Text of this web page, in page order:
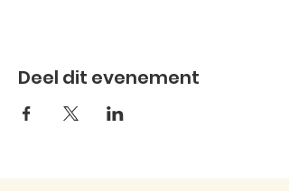
Deel dit evenement